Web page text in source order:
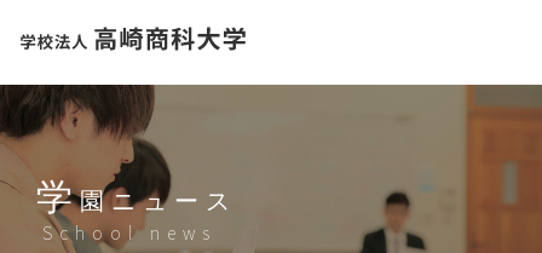
学園ニュース
School news